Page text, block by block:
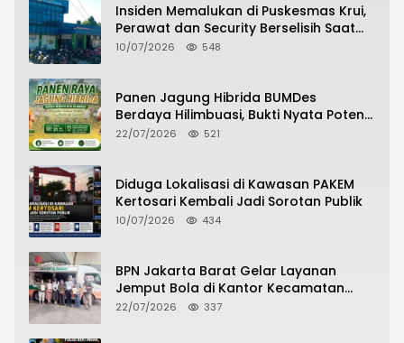
Insiden Memalukan di Puskesmas Krui,
Perawat dan Security Berselisih Saat
Pelayanan Pasien Berlangsung
10/07/2026 548
Panen Jagung Hibrida BUMDes
Berdaya Hilimbuasi, Bukti Nyata Potensi
Pertanian Desa
22/07/2026 521
Diduga Lokalisasi di Kawasan PAKEM
Kertosari Kembali Jadi Sorotan Publik
10/07/2026 434
BPN Jakarta Barat Gelar Layanan
Jemput Bola di Kantor Kecamatan
Grogol Petamburan, Warga Antusias
22/07/2026 337